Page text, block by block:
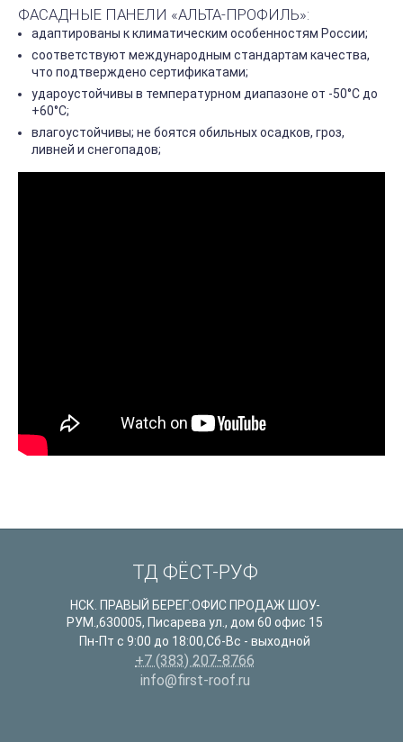
ФАСАДНЫЕ ПАНЕЛИ «АЛЬТА-ПРОФИЛЬ»:
адаптированы к климатическим особенностям России;
соответствуют международным стандартам качества,
что подтверждено сертификатами;
удароустойчивы в температурном диапазоне от -50°С до
+60°С;
влагоустойчивы; не боятся обильных осадков, гроз,
ливней и снегопадов;
ТД ФЁСТ-РУФ
НСК. ПРАВЫЙ БЕРЕГ:ОФИС ПРОДАЖ ШОУ-
РУМ.,630005, Писарева ул., дом 60 офис 15
Пн-Пт с 9:00 до 18:00,Сб-Вс - выходной
+7 (383) 207-8766
info@first-roof.ru